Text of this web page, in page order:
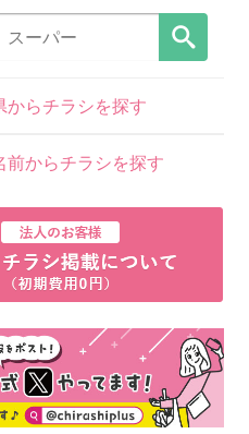
からチラシを探す
前からチラシを探す